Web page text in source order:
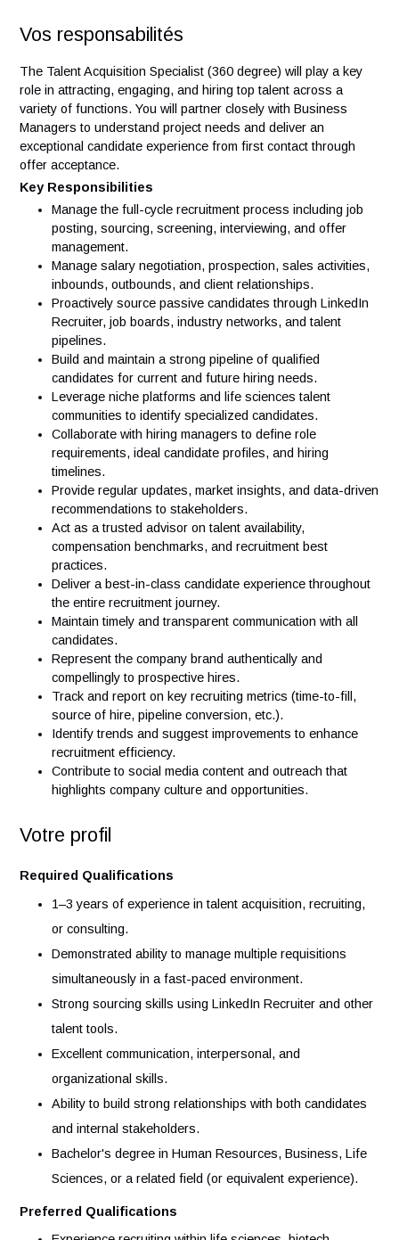
POSTULER
Vos responsabilités
The Talent Acquisition Specialist (360 degree) will play a
role in attracting, engaging, and hiring top talent across a
variety of functions. You will partner closely with Business
Managers to understand project needs and deliver an
exceptional candidate experience from first contact through
offer acceptance.
Key Responsibilities
Manage the full-cycle recruitment process including
posting, sourcing, screening, interviewing, and offer
management.
Manage salary negotiation, prospection, sales
inbounds, outbounds, and client relationships.
Proactively source passive candidates through
Recruiter, job boards, industry networks, and talent
pipelines.
Build and maintain a strong pipeline of qualified
candidates for current and future hiring needs.
Leverage niche platforms and life sciences talent
communities to identify specialized candidates.
Collaborate with hiring managers to define role
requirements, ideal candidate profiles, and hiring
timelines.
Provide regular updates, market insights, and data-
recommendations to stakeholders.
Act as a trusted advisor on talent availability,
compensation benchmarks, and recruitment best
practices.
Deliver a best-in-class candidate experience
the entire recruitment journey.
Maintain timely and transparent communication with all
candidates.
compellingly to prospective hires.
source of hire, pipeline conversion, etc.).
Identify trends and suggest improvements to enhance
Contribute to social media content and outreach that
highlights company culture and opportunities.
Votre profil
Required Qualifications
1–3 years of experience in talent acquisition,
or consulting.
simultaneously in a fast-paced environment.